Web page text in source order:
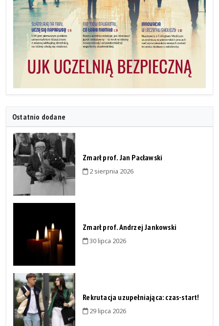
Ostatnio dodane
Zmarł prof. Jan Pacławski
2 sierpnia 2026
Zmarł prof. Andrzej Jankowski
30 lipca 2026
Rekrutacja uzupełniająca: czas-start!
29 lipca 2026